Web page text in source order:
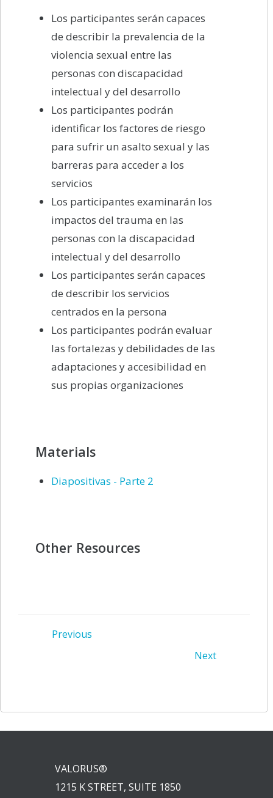
Los participantes serán capaces
de describir la prevalencia de la
violencia sexual entre las
personas con discapacidad
intelectual y del desarrollo
Los participantes podrán
identificar los factores de riesgo
para sufrir un asalto sexual y las
barreras para acceder a los
servicios
Los participantes examinarán los
impactos del trauma en las
personas con la discapacidad
intelectual y del desarrollo
Los participantes serán capaces
de describir los servicios
centrados en la persona
Los participantes podrán evaluar
las fortalezas y debilidades de las
adaptaciones y accesibilidad en
sus propias organizaciones
Materials
Diapositivas - Parte 2
Other Resources
Post
Previous
Next
VALORUS®
1215 K STREET, SUITE 1850